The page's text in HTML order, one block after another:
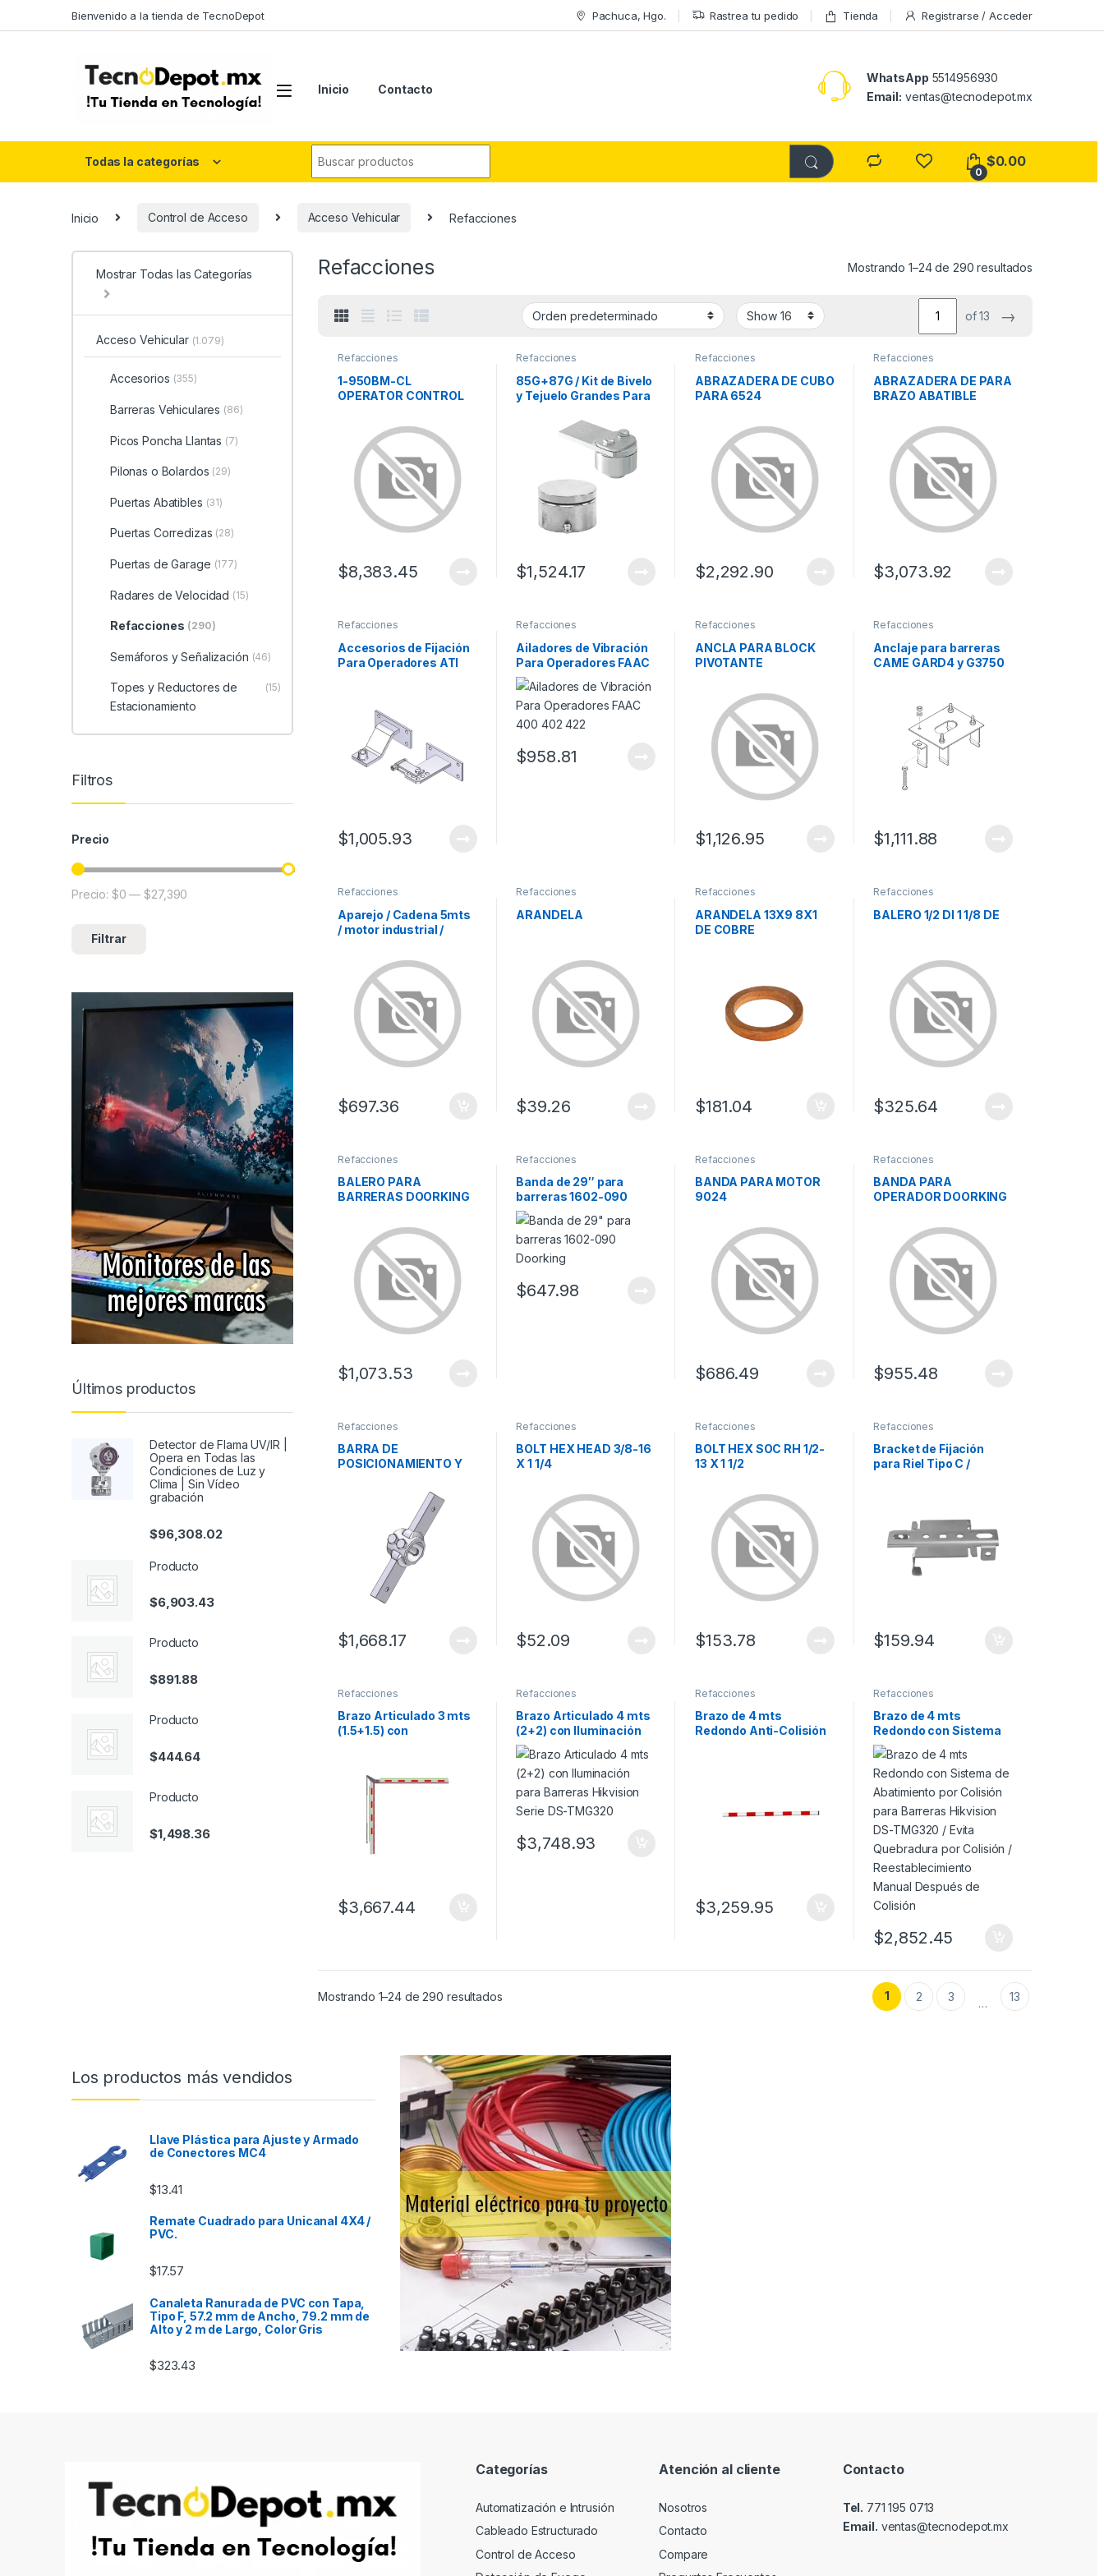
Bienvenido a la tienda de TecnoDepot Pachuca, Hgo. Rastrea tu pedido Tienda Registrarse / Acceder
Inicio Contacto
WhatsApp 5514956930
Email: ventas@tecnodepot.mx
Todas la categorías
0
$0.00
Inicio Control de Acceso Acceso Vehicular Refacciones
Refacciones Mostrando 1–24 de 290 resultados
of 13 →
Refacciones
1-950BM-CL
OPERATOR CONTROL
$8,383.45
Refacciones
85G+87G / Kit de Bivelo
y Tejuelo Grandes Para
$1,524.17
Refacciones
ABRAZADERA DE CUBO
PARA 6524
$2,292.90
Refacciones
ABRAZADERA DE PARA
BRAZO ABATIBLE
$3,073.92
Refacciones
Accesorios de Fijación
Para Operadores ATI
$1,005.93
Refacciones
Ailadores de Vibración
Para Operadores FAAC
400 402 422
$958.81
Refacciones
ANCLA PARA BLOCK
PIVOTANTE
$1,126.95
Refacciones
Anclaje para barreras
CAME GARD4 y G3750
$1,111.88
Refacciones
Aparejo / Cadena 5mts
/ motor industrial /
$697.36
Refacciones
ARANDELA
$39.26
Refacciones
ARANDELA 13X9 8X1
DE COBRE
$181.04
Refacciones
BALERO 1/2 DI 1 1/8 DE
$325.64
Refacciones
BALERO PARA
BARRERAS DOORKING
$1,073.53
Refacciones
Banda de 29″ para
barreras 1602-090
Doorking
$647.98
Refacciones
BANDA PARA MOTOR
9024
$686.49
Refacciones
BANDA PARA
OPERADOR DOORKING
$955.48
Refacciones
BARRA DE
POSICIONAMIENTO Y
$1,668.17
Refacciones
BOLT HEX HEAD 3/8-16
X 1 1/4
$52.09
Refacciones
BOLT HEX SOC RH 1/2-
13 X 1 1/2
$153.78
Refacciones
Bracket de Fijación
para Riel Tipo C /
Montaje Seguro en
Sistemas de Acceso
Vehicular / Instalación
Rápida / ACCESSPRO
$159.94
Refacciones
Brazo Articulado 3 mts
(1.5+1.5) con
Serie DS-TMG320
$3,667.44
Refacciones
Brazo Articulado 4 mts
(2+2) con Iluminación
para Barreras Hikvision
Serie DS-TMG320
$3,748.93
Refacciones
Brazo de 4 mts
Redondo Anti-Colisión
Manual Después de
$3,259.95
Refacciones
Brazo de 4 mts
Redondo con Sistema
de Abatimiento por
Colisión para Barreras
Hikvision DS-TMG320 /
Evita Quebradura por
Colisión /
Reestablecimiento
Manual Después de
Colisión
$2,852.45
Mostrando 1–24 de 290 resultados 1 2 3 … 13
Mostrar Todas las Categorías
Acceso Vehicular (1.079)
Accesorios (355)
Barreras Vehiculares (86)
Picos Poncha Llantas (7)
Pilonas o Bolardos (29)
Puertas Abatibles (31)
Puertas Corredizas (28)
Puertas de Garage (177)
Radares de Velocidad (15)
Refacciones (290)
Semáforos y Señalización (46)
Topes y Reductores de
Estacionamiento
(15)
Filtros
Precio
Precio mínimo
Precio máximo
Filtrar
Precio: $0 —$27,390
Últimos productos
Detector de Flama UV/IR |
Opera en Todas las
Condiciones de Luz y
Clima | Sin Vídeo
grabación
$96,308.02
Producto
$6,903.43
Producto
$891.88
Producto
$444.64
Producto
$1,498.36
Los productos más vendidos
Llave Plástica para Ajuste y Armado
de Conectores MC4
$13.41
Remate Cuadrado para Unicanal 4X4 /
PVC.
$17.57
Canaleta Ranurada de PVC con Tapa,
Tipo F, 57.2 mm de Ancho, 79.2 mm de
Alto y 2 m de Largo, Color Gris
$323.43
Categorías
Automatización e Intrusión
Cableado Estructurado
Control de Acceso
Atención al cliente
Nosotros
Contacto
Compare
Contacto
Tel. 771 195 0713
Email. ventas@tecnodepot.mx